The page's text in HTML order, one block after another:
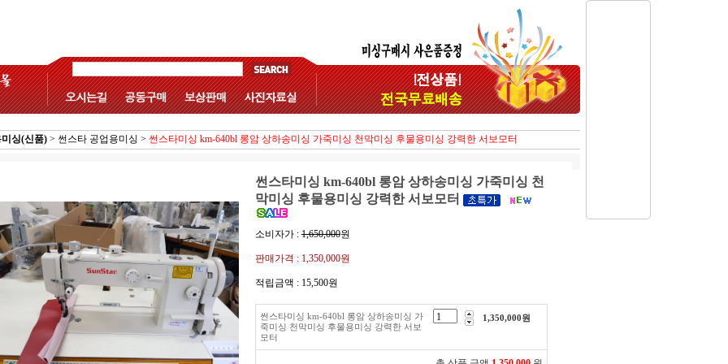
싱(신품) > 썬스타 공업용미싱 > 썬스타미싱 km-640bl 롱암 상하송미싱 가죽미싱 천막미싱 후물용미싱 강력한 서보모터
썬스타미싱 km-640bl 롱암 상하송미싱 가죽미싱 천
막미싱 후물용미싱 강력한 서보모터
소비자가 : 1,650,000원
판매가격 : 1,350,000원
적립금액 : 15,500원
썬스타미싱 km-640bl 롱암 상하송미싱 가
죽미싱 천막미싱 후물용미싱 강력한 서보
모터
1,350,000원